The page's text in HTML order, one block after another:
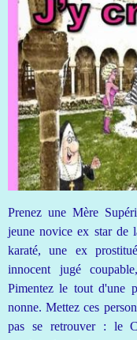
Prenez une Mère
jeune novice ex star de
karaté, une ex
innocent jugé
Pimentez le tout d'une
nonne. Mettez ces
pas se retrouver : le